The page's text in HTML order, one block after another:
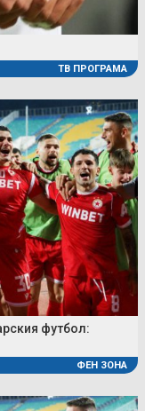
ТВ ПРОГРАМА
футбол:
ФЕН ЗОНА